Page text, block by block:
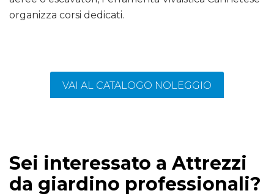
organizza corsi dedicati.
VAI AL CATALOGO NOLEGGIO
Sei interessato a Attrezzi
da giardino professionali?